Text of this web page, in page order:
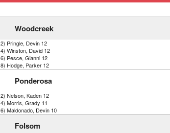
Woodcreek
2) Pringle, Devin 12
4) Winston, David 12
6) Pesce, Gianni 12
8) Hodge, Parker 12
Ponderosa
2) Nelson, Kaden 12
4) Morris, Grady 11
6) Maldonado, Devin 10
Folsom